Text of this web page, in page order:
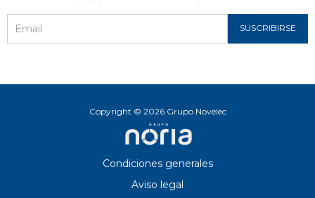
SUSCRIBIRSE
Copyright © 2026 Grupo Novelec
Condiciones generales
Aviso legal